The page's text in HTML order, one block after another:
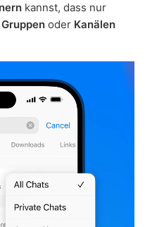
kannst, dass nur
Gruppen oder Kanälen